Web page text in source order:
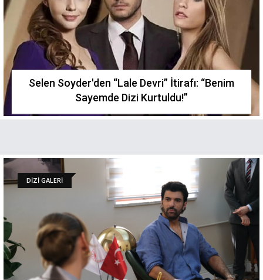
Selen Soyder'den “Lale Devri” İtirafı: “Benim
Sayemde Dizi Kurtuldu!”
DİZİ GALERİ